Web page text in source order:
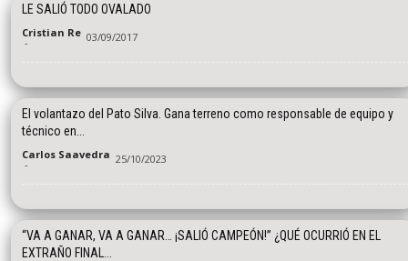
LE SALIÓ TODO OVALADO
Cristian Re
- 03/09/2017
El volantazo del Pato Silva. Gana terreno como responsable de equipo y
técnico en...
Carlos Saavedra
- 25/10/2023
“VA A GANAR, VA A GANAR… ¡SALIÓ CAMPEÓN!” ¿QUÉ OCURRIÓ EN EL
EXTRAÑO FINAL...